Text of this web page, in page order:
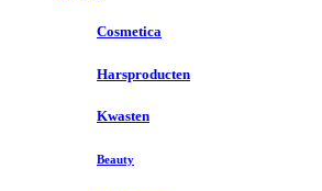
Cosmetica
Harsproducten
Kwasten
Beauty